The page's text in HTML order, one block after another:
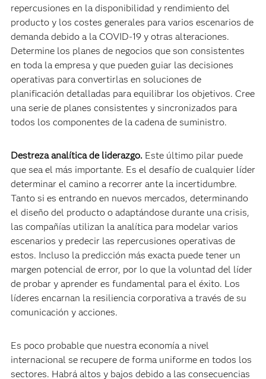
repercusiones en la disponibilidad y rendimiento del
producto y los costes generales para varios escenarios de
demanda debido a la COVID-19 y otras alteraciones.
Determine los planes de negocios que son consistentes
en toda la empresa y que pueden guiar las decisiones
operativas para convertirlas en soluciones de
planificación detalladas para equilibrar los objetivos. Cree
una serie de planes consistentes y sincronizados para
todos los componentes de la cadena de suministro.
Destreza analítica de liderazgo.Este último pilar puede
que sea el más importante. Es el desafío de cualquier líder
determinar el camino a recorrer ante la incertidumbre.
Tanto si es entrando en nuevos mercados, determinando
el diseño del producto o adaptándose durante una crisis,
las compañías utilizan la analítica para modelar varios
escenarios y predecir las repercusiones operativas de
estos. Incluso la predicción más exacta puede tener un
margen potencial de error, por lo que la voluntad del líder
de probar y aprender es fundamental para el éxito. Los
líderes encarnan la resiliencia corporativa a través de su
comunicación y acciones.
Es poco probable que nuestra economía a nivel
internacional se recupere de forma uniforme en todos los
sectores. Habrá altos y bajos debido a las consecuencias